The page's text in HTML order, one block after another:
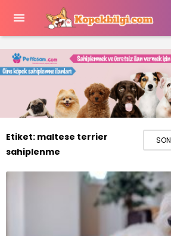

Etiket: maltese terrier
sahiplenme